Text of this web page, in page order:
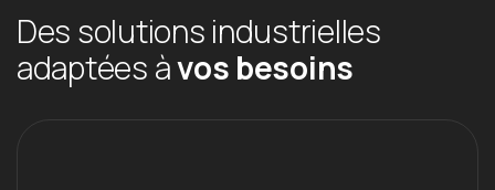
Des solutions industrielles
adaptées àvos besoins